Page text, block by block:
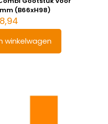
(B66xH98)
winkelwagen